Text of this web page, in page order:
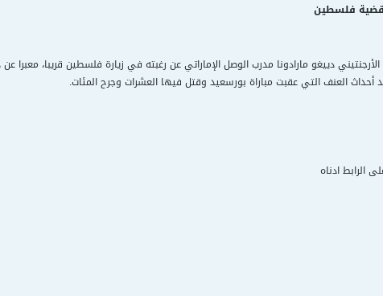
لقضية فلسطين
دييغو مارادونا مدرب الوصل الإماراتي عن رغبته في زيارة فلسطين قريبا،
أحداث العنف التي عقبت مباراة بورسعيد وقتل فيها العشرات وجرح المئات.
الرابط ادناه